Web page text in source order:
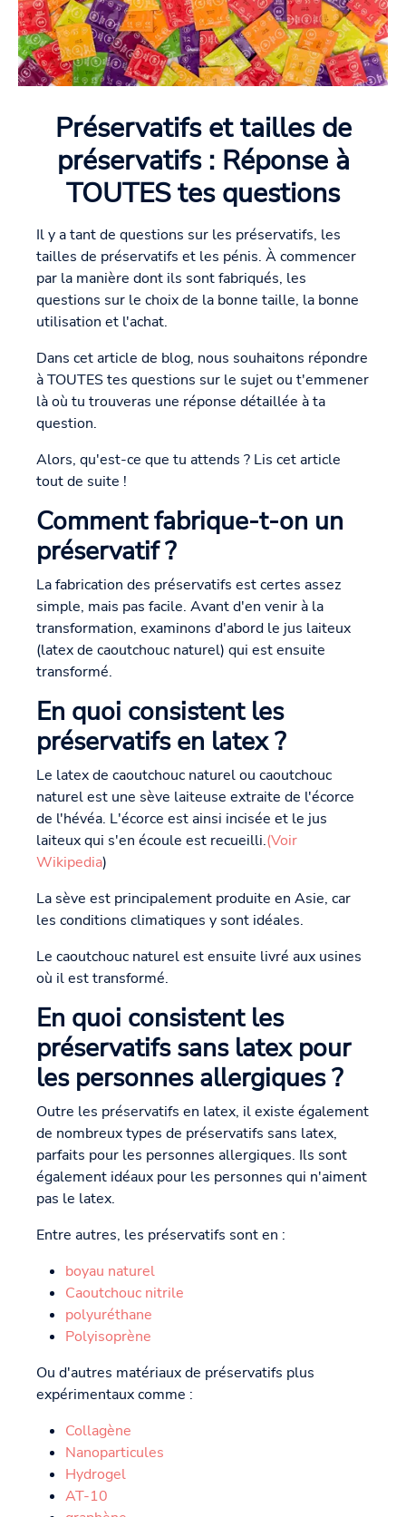
Préservatifs et tailles de
préservatifs : Réponse à
TOUTES tes questions
Il y a tant de questions sur les préservatifs, les
tailles de préservatifs et les pénis. À commencer
par la manière dont ils sont fabriqués, les
questions sur le choix de la bonne taille, la bonne
utilisation et l'achat.
Dans cet article de blog, nous souhaitons répondre
à TOUTES tes questions sur le sujet ou t'emmener
là où tu trouveras une réponse détaillée à ta
question.
Alors, qu'est-ce que tu attends ? Lis cet article
tout de suite !
Comment fabrique-t-on un
préservatif ?
La fabrication des préservatifs est certes assez
simple, mais pas facile. Avant d'en venir à la
transformation, examinons d'abord le jus laiteux
(latex de caoutchouc naturel) qui est ensuite
transformé.
En quoi consistent les
préservatifs en latex ?
Le latex de caoutchouc naturel ou caoutchouc
naturel est une sève laiteuse extraite de l'écorce
de l'hévéa. L'écorce est ainsi incisée et le jus
laiteux qui s'en écoule est recueilli.(Voir
Wikipedia)
La sève est principalement produite en Asie, car
les conditions climatiques y sont idéales.
Le caoutchouc naturel est ensuite livré aux usines
où il est transformé.
En quoi consistent les
préservatifs sans latex pour
les personnes allergiques ?
Outre les préservatifs en latex, il existe également
de nombreux types de préservatifs sans latex,
parfaits pour les personnes allergiques. Ils sont
également idéaux pour les personnes qui n'aiment
pas le latex.
Entre autres, les préservatifs sont en :
boyau naturel
Caoutchouc nitrile
polyuréthane
Polyisoprène
Ou d'autres matériaux de préservatifs plus
expérimentaux comme :
Collagène
Nanoparticules
Hydrogel
AT-10